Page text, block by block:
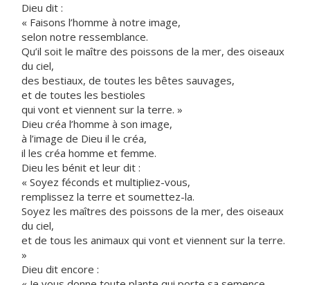
Dieu dit :
« Faisons l’homme à notre image,
selon notre ressemblance.
Qu’il soit le maître des poissons de la mer, des oiseaux
du ciel,
des bestiaux, de toutes les bêtes sauvages,
et de toutes les bestioles
qui vont et viennent sur la terre. »
Dieu créa l’homme à son image,
à l’image de Dieu il le créa,
il les créa homme et femme.
Dieu les bénit et leur dit :
« Soyez féconds et multipliez-vous,
remplissez la terre et soumettez-la.
Soyez les maîtres des poissons de la mer, des oiseaux
du ciel,
et de tous les animaux qui vont et viennent sur la terre.
»
Dieu dit encore :